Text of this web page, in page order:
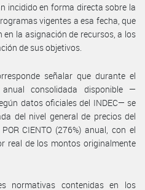
incidido en forma directa sobre la
vigentes a esa fecha, que
la asignación de recursos, a los
de sus objetivos.
señalar que durante el
consolidada disponible —
datos oficiales del INDEC— se
del nivel general de precios del
POR CIENTO (276%) anual, con el
real de los montos originalmente
normativas contenidas en los